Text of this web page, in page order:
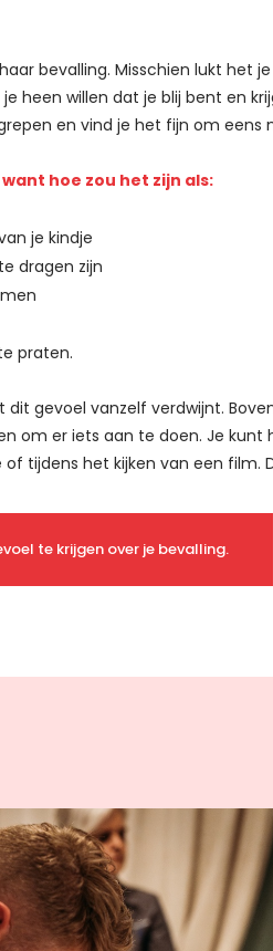
bevalling. Misschien lukt het
heen willen dat je blij bent en
en vind je het fijn om
hoe zou het zijn als:
je kindje
dragen zijn
praten.
gevoel vanzelf verdwijnt.
om er iets aan te doen. Je
tijdens het kijken van een film.
te krijgen over je bevalling.